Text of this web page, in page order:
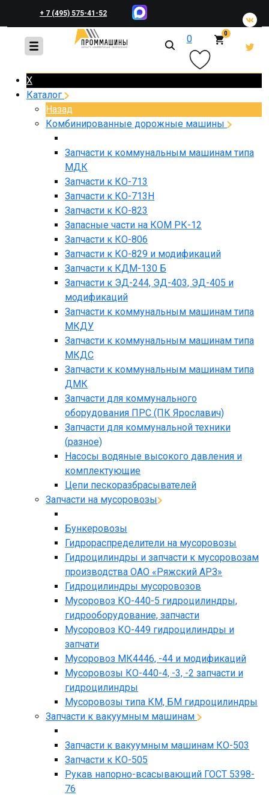
+ 7 (495) 575-41-52
+ 7 (495) 648-45-83 0 0
X
Каталог
Назад
Комбинированные дорожные машины
Запчасти к коммунальным машинам типа
МДК
Запчасти к КО-713
Запчасти к КО-713Н
Запчасти к КО-823
Запасные части на КОМ РК-12
Запчасти к КО-806
Запчасти к КО-829 и модификаций
Запчасти к КДМ-130 Б
Запчасти к ЭД-244, ЭД-403, ЭД-405 и
модификаций
Запчасти к коммунальным машинам типа
МКДУ
Запчасти к коммунальным машинам типа
МКДС
Запчасти к коммунальным машинам типа
ДМК
Запчасти для коммунального
оборудования ПРС (ПК Ярославич)
Запчасти для коммунальной техники
(разное)
Насосы водяные высокого давления и
комплектующие
Цепи пескоразбрасывателей
Запчасти на мусоровозы
Бункеровозы
Гидрораспределители на мусоровозы
Гидроцилиндры и запчасти к мусоровозам
производства ОАО «Ряжский АРЗ»
Гидроцилиндры мусоровозов
Мусоровоз КО-440-5 гидроцилиндры,
гидрооборудование, запчасти
Мусоровоз КО-449 гидроцилиндры и
запчати
Мусоровоз МК4446, -44 и модификаций
Мусоровозы КО-440-4, -3, -2 запчасти и
гидроцилиндры
Мусоровозы типа КМ, БМ гидроцилиндры
Запчасти к вакуумным машинам
Запчасти к вакуумным машинам КО-503
Запчасти к КО-505
Рукав напорно-всасывающий ГОСТ 5398-
76